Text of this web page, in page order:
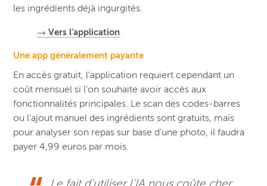
les ingrédients déjà ingurgités.
→ Vers l’application
Une app généralement payante
En accès gratuit, l’application requiert cependant un
coût mensuel si l’on souhaite avoir accès aux
fonctionnalités principales. Le scan des codes-barres
ou l’ajout manuel des ingrédients sont gratuits, mais
pour analyser son repas sur base d’une photo, il faudra
payer 4,99 euros par mois.
Le fait d’utiliser l’IA nous coûte cher